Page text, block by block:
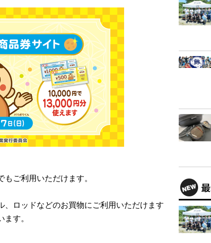
ご利用いただけます。
ロッドなどのお買物にご利用いただけます
す。